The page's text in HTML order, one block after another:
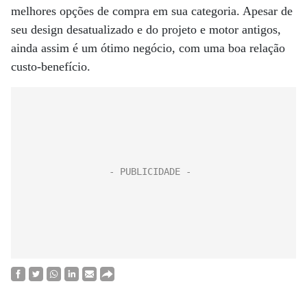
melhores opções de compra em sua categoria. Apesar de
seu design desatualizado e do projeto e motor antigos,
ainda assim é um ótimo negócio, com uma boa relação
custo-benefício.